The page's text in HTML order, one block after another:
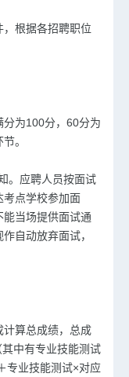
根据各招聘职位
为100分，60分为
。
。应聘人员按面试
考点学校参加面
当场提供面试通
自动放弃面试，
计算总成绩，总成
中有专业技能测试
专业技能测试×对应